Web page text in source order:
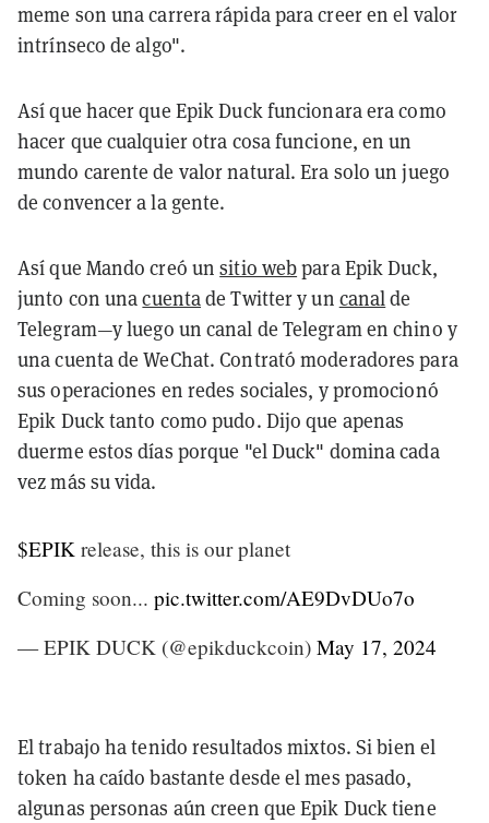
meme son una carrera rápida para creer en el valor
intrínseco de algo".
Así que hacer que Epik Duck funcionara era como
hacer que cualquier otra cosa funcione, en un
mundo carente de valor natural. Era solo un juego
de convencer a la gente.
Así que Mando creó unsitio webpara Epik Duck,
junto con unacuentade Twittery un canalde
Telegram—y luego un canal de Telegram en chino y
una cuenta de WeChat. Contrató moderadores para
sus operaciones en redes sociales, y promocionó
Epik Duck tanto como pudo. Dijo que apenas
duerme estos días porque "el Duck" domina cada
vez más su vida.
$EPIK release, this is our planet
Coming soon... pic.twitter.com/AE9DvDUo7o
— EPIK DUCK (@epikduckcoin) May 17, 2024
El trabajo ha tenido resultados mixtos. Si bien el
token ha caído bastante desde el mes pasado,
algunas personas aún creen que Epik Duck tiene